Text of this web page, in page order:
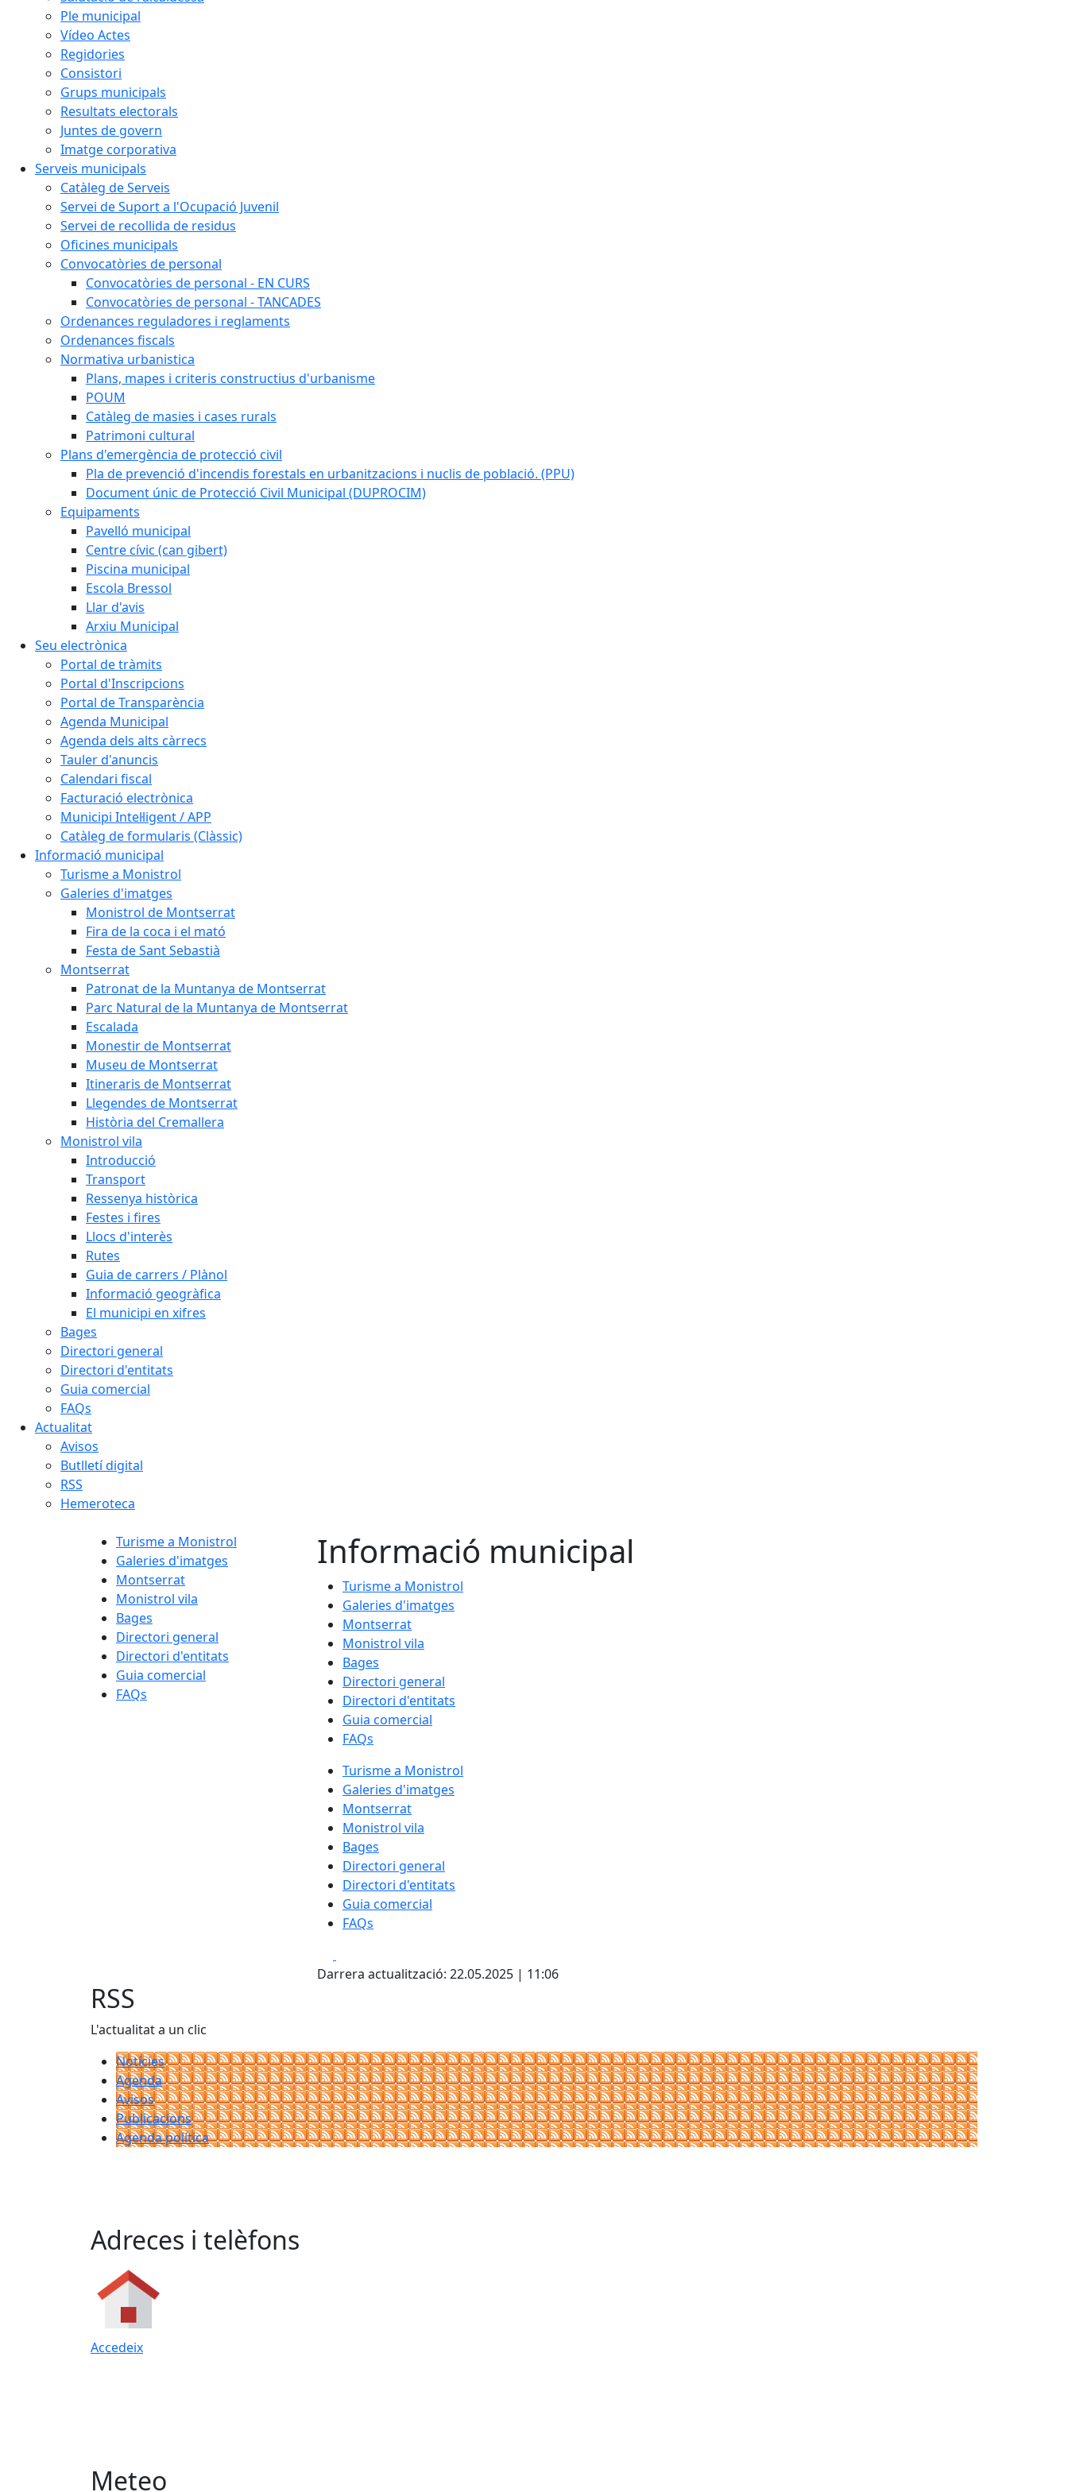
Ple municipal
Vídeo Actes
Regidories
Consistori
Grups municipals
Resultats electorals
Juntes de govern
Imatge corporativa
Serveis municipals
Catàleg de Serveis
Servei de Suport a l'Ocupació Juvenil
Servei de recollida de residus
Oficines municipals
Convocatòries de personal
Convocatòries de personal - EN CURS
Convocatòries de personal - TANCADES
Ordenances reguladores i reglaments
Ordenances fiscals
Normativa urbanistica
Plans, mapes i criteris constructius d'urbanisme
POUM
Catàleg de masies i cases rurals
Patrimoni cultural
Plans d'emergència de protecció civil
Pla de prevenció d'incendis forestals en urbanitzacions i nuclis de població. (PPU)
Document únic de Protecció Civil Municipal (DUPROCIM)
Equipaments
Pavelló municipal
Centre cívic (can gibert)
Piscina municipal
Escola Bressol
Llar d'avis
Arxiu Municipal
Seu electrònica
Portal de tràmits
Portal d'Inscripcions
Portal de Transparència
Agenda Municipal
Agenda dels alts càrrecs
Tauler d'anuncis
Calendari fiscal
Facturació electrònica
Municipi Intel·ligent / APP
Catàleg de formularis (Clàssic)
Informació municipal
Turisme a Monistrol
Galeries d'imatges
Monistrol de Montserrat
Fira de la coca i el mató
Festa de Sant Sebastià
Montserrat
Patronat de la Muntanya de Montserrat
Parc Natural de la Muntanya de Montserrat
Escalada
Monestir de Montserrat
Museu de Montserrat
Itineraris de Montserrat
Llegendes de Montserrat
Història del Cremallera
Monistrol vila
Introducció
Transport
Ressenya històrica
Festes i fires
Llocs d'interès
Rutes
Guia de carrers / Plànol
Informació geogràfica
El municipi en xifres
Bages
Directori general
Directori d'entitats
Guia comercial
FAQs
Actualitat
Avisos
Butlletí digital
RSS
Hemeroteca
Turisme a Monistrol
Galeries d'imatges
Montserrat
Monistrol vila
Bages
Directori general
Directori d'entitats
Guia comercial
FAQs
Informació municipal
Turisme a Monistrol
Galeries d'imatges
Montserrat
Monistrol vila
Bages
Directori general
Directori d'entitats
Guia comercial
FAQs
Turisme a Monistrol
Galeries d'imatges
Montserrat
Monistrol vila
Bages
Directori general
Directori d'entitats
Guia comercial
FAQs
Darrera actualització: 22.05.2025 | 11:06
RSS
L'actualitat a un clic
Notícies
Agenda
Avisos
Publicacions
Agenda política
Adreces i telèfons
Accedeix
Meteo